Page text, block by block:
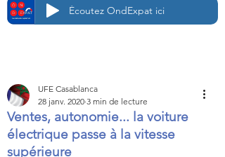
Écoutez OndExpat ici
Ventes, autonomie... la voiture
électrique passe à la vitesse
supérieure
UFE Casablanca
28 janv. 2020 3 min de lecture